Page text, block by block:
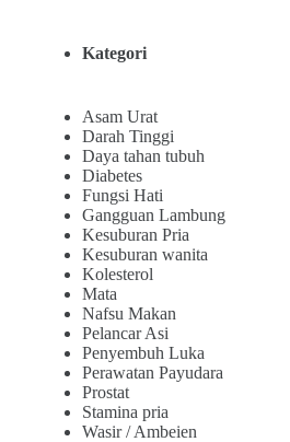
Kategori
Asam Urat
Darah Tinggi
Daya tahan tubuh
Diabetes
Fungsi Hati
Gangguan Lambung
Kesuburan Pria
Kesuburan wanita
Kolesterol
Mata
Nafsu Makan
Pelancar Asi
Penyembuh Luka
Perawatan Payudara
Prostat
Stamina pria
Wasir / Ambeien